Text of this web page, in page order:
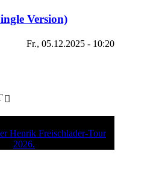
Version)
Fr., 05.12.2025 - 10:20